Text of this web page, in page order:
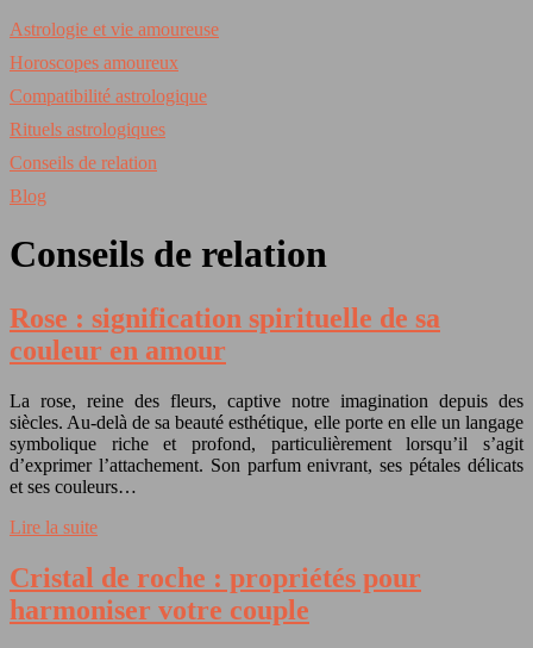
Astrologie et vie amoureuse
Horoscopes amoureux
Compatibilité astrologique
Rituels astrologiques
Conseils de relation
Blog
Conseils de relation
Rose : signification spirituelle de sa
couleur en amour
La rose, reine des fleurs, captive notre imagination depuis des
siècles. Au-delà de sa beauté esthétique, elle porte en elle un langage
symbolique riche et profond, particulièrement lorsqu’il s’agit
d’exprimer l’attachement. Son parfum enivrant, ses pétales délicats
et ses couleurs…
Lire la suite
Cristal de roche : propriétés pour
harmoniser votre couple